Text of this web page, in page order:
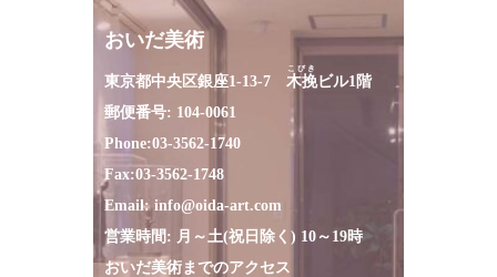
おいだ美術
東京都中央区銀座1-13-7 木挽
こびき
ビル1階
郵便番号: 104-0061
Phone:03-3562-1740
Fax:03-3562-1748
Email: info@oida-art.com
営業時間: 月～土(祝日除く) 10～19時
おいだ美術までのアクセス